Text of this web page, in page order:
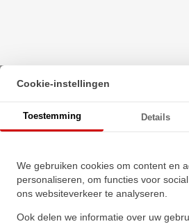
Beginpagina· Oliekeerring
Cookie-instellingen
Toestemming Details
We gebruiken cookies om content en
personaliseren, om functies voor
ons websiteverkeer te analyseren.
Ook delen we informatie over uw
NBR 70
★★★★
★★★★
Schrijf een